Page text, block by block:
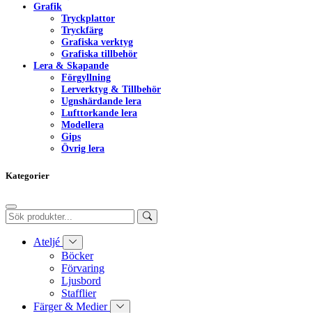
Grafik
Tryckplattor
Tryckfärg
Grafiska verktyg
Grafiska tillbehör
Lera & Skapande
Förgyllning
Lerverktyg & Tillbehör
Ugnshärdande lera
Lufttorkande lera
Modellera
Gips
Övrig lera
Kategorier
Ateljé
Böcker
Förvaring
Ljusbord
Stafflier
Färger & Medier